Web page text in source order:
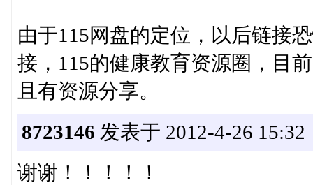
由于115网盘的定位，以后链接
接，115的健康教育资源圈，目
且有资源分享。
8723146 发表于 2012-4-26 15:32
谢谢！！！！！